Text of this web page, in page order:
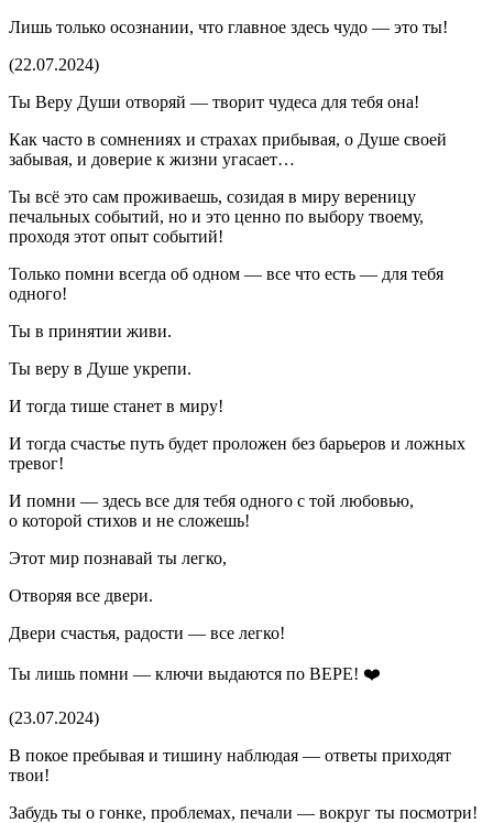
Лишь только осознании, что главное здесь чудо — это ты!
(22.07.2024)
Ты Веру Души отворяй — творит чудеса для тебя она!
Как часто в сомнениях и страхах прибывая, о Душе своей
забывая, и доверие к жизни угасает…
Ты всё это сам проживаешь, созидая в миру вереницу
печальных событий, но и это ценно по выбору твоему,
проходя этот опыт событий!
Только помни всегда об одном — все что есть — для тебя
одного!
Ты в принятии живи.
Ты веру в Душе укрепи.
И тогда тише станет в миру!
И тогда счастье путь будет проложен без барьеров и ложных
тревог!
И помни — здесь все для тебя одного с той любовью,
о которой стихов и не сложешь!
Этот мир познавай ты легко,
Отворяя все двери.
Двери счастья, радости — все легко!
Ты лишь помни — ключи выдаются по ВЕРЕ! ❤️
(23.07.2024)
В покое пребывая и тишину наблюдая — ответы приходят
твои!
Забудь ты о гонке, проблемах, печали — вокруг ты посмотри!